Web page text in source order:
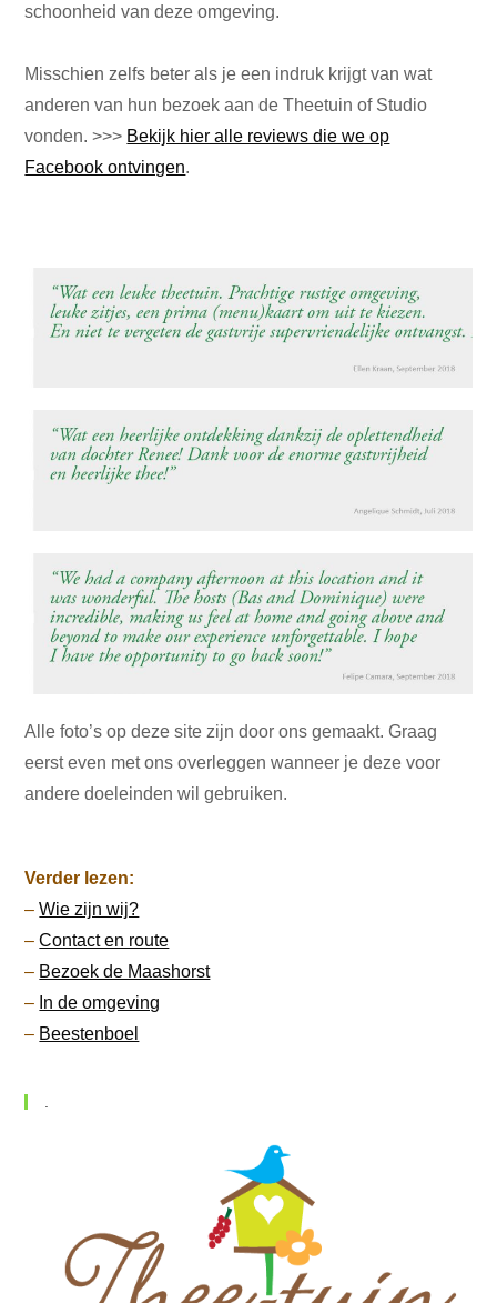
schoonheid van deze omgeving.
Misschien zelfs beter als je een indruk krijgt van wat
anderen van hun bezoek aan de Theetuin of Studio
vonden. >>> Bekijk hier alle reviews die we op
Facebook ontvingen.
Alle foto’s op deze site zijn door ons gemaakt. Graag
eerst even met ons overleggen wanneer je deze voor
andere doeleinden wil gebruiken.
Verder lezen:
–Wie zijn wij?
–Contact en route
– Bezoek de Maashorst
– In de omgeving
– Beestenboel
.